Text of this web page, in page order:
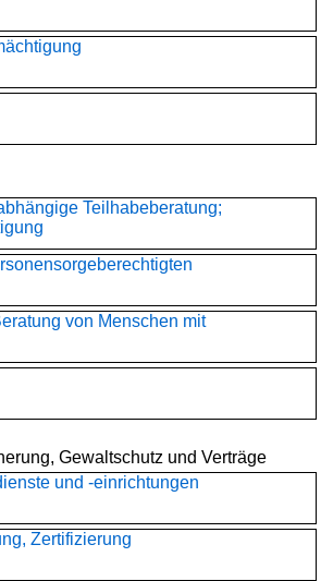
Teilhabeberatung;
von Menschen mit
Gewaltschutz und Verträge
und -einrichtungen
Zertifizierung